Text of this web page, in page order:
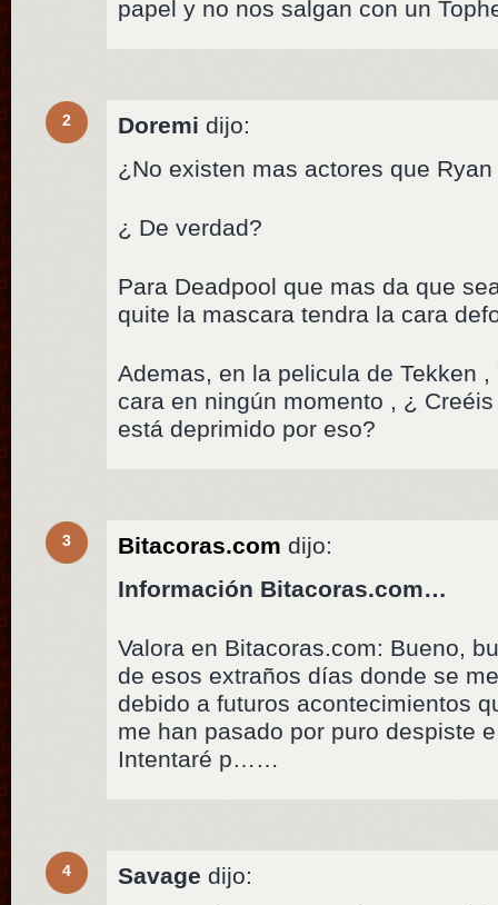
papel y no nos salgan con un
2 Doremi dijo:
¿No existen mas actores que
¿ De verdad?
Para Deadpool que mas da que
quite la mascara tendra la cara
Ademas, en la pelicula de Tekken
cara en ningún momento , ¿
está deprimido por eso?
3 Bitacoras.com dijo:
Información Bitacoras.com…
Valora en Bitacoras.com: Bueno,
de esos extraños días donde se
debido a futuros acontecimientos
me han pasado por puro despiste
Intentaré p……
4 Savage dijo: